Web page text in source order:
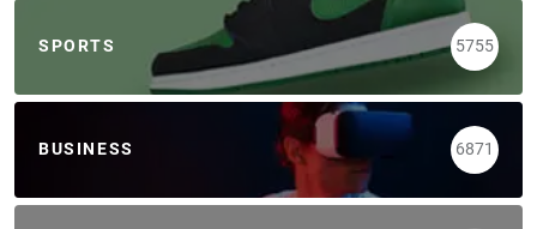
SPORTS 5755
BUSINESS 6871